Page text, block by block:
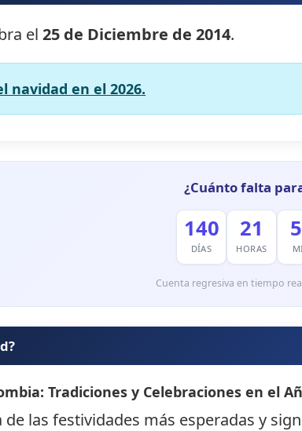
el25 de Diciembre de 2014.
navidad en el 2026.
¿Cuánto falta
140
DÍAS
21
HORAS
Cuenta regresiva en tiempo
Tradiciones y Celebraciones en el
de las festividades más esperadas y